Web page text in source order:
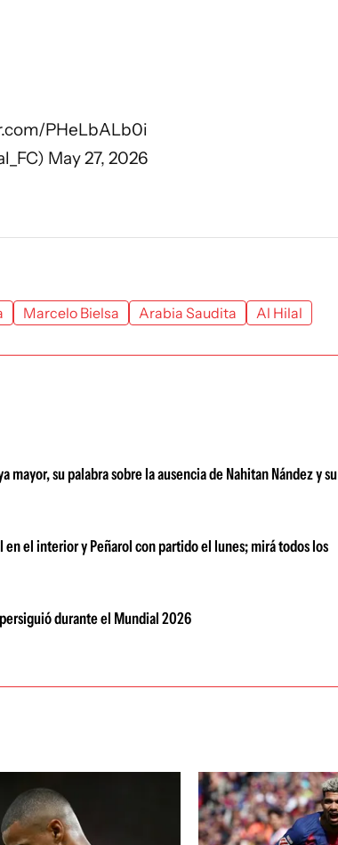
PHeLbALb0i
May 27, 2026
Marcelo Bielsa Arabia Saudita Al Hilal
su palabra sobre la ausencia de Nahitan Nández y su
el interior y Peñarol con partido el lunes; mirá todos los
durante el Mundial 2026